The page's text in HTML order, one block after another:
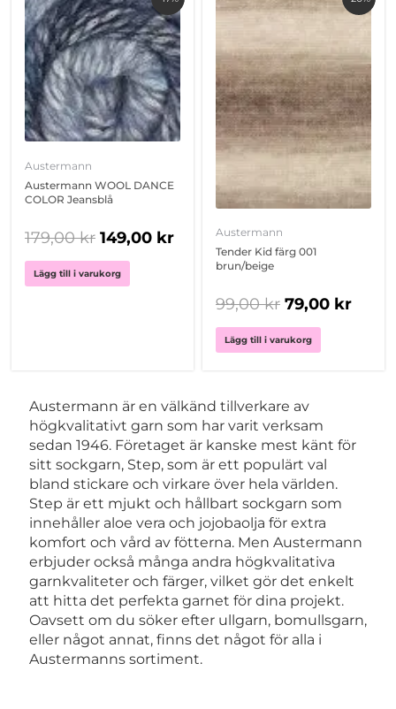
Austermann
Austermann WOOL DANCE
COLOR Jeansblå
179,00kr
priset
var:
179,00 kr.
149,00 kr
priset
är:
149,00 kr.
Lägg till i varukorg
Austermann
Tender Kid färg 001
brun/beige
99,00kr
var:
99,00 kr.
79,00 kr
Lägg till i varukorg
Austermann är en välkänd tillverkare av
högkvalitativt garn som har varit verksam
sedan 1946. Företaget är kanske mest känt för
sitt sockgarn, Step, som är ett populärt val
bland stickare och virkare över hela världen.
Step är ett mjukt och hållbart sockgarn som
innehåller aloe vera och jojobaolja för extra
komfort och vård av fötterna. Men Austermann
erbjuder också många andra högkvalitativa
garnkvaliteter och färger, vilket gör det enkelt
att hitta det perfekta garnet för dina projekt.
Oavsett om du söker efter ullgarn, bomullsgarn,
eller något annat, finns det något för alla i
Austermanns sortiment.